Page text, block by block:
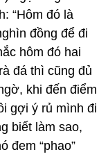
“Hôm đó là
đồng để đi
hôm đó hai
đá thì cũng đủ
khi đến điểm
gợi ý rủ mình đi
biết làm sao,
đem “phao”